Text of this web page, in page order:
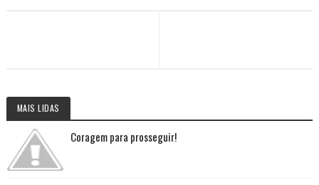
MAIS LIDAS
Coragem para prosseguir!